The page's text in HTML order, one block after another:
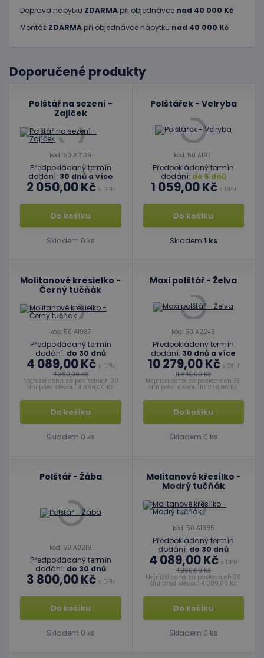
Doprava nábytku ZDARMA při objednávce nad 40 000 Kč
Montáž ZDARMA při objednávce nábytku nad 40 000 Kč
Doporučené produkty
Polštář na sezení -
Zajíček
kód: 50 A2109
Předpokládaný termín
dodání: 30 dnů a více
2 050,00 Kčs DPH
Do košíku
Skladem 0 ks
Polštářek - Velryba
kód: 50 A1971
Předpokládaný termín
dodání: do 5 dnů
1 059,00 Kčs DPH
Do košíku
Skladem 1 ks
Molitanové kresielko -
Černý tučňák
kód: 50 A1987
Předpokládaný termín
dodání: do 30 dnů
4 089,00 Kčs DPH
4 360,00 Kč
Nejnižší cena za posledních 30
dní před slevou: 4 089,00 Kč
Do košíku
Skladem 0 ks
Maxi polštář - Želva
kód: 50 A2245
Předpokládaný termín
dodání: 30 dnů a více
10 279,00 Kčs DPH
11 640,00 Kč
Nejnižší cena za posledních 30
dní před slevou: 10 279,00 Kč
Do košíku
Skladem 0 ks
Polštář - Žába
kód: 50 A0219
Předpokládaný termín
dodání: do 30 dnů
3 800,00 Kčs DPH
Do košíku
Skladem 0 ks
Molitanové křesílko -
Modrý tučňák
kód: 50 A1985
Předpokládaný termín
dodání: do 30 dnů
4 089,00 Kč s DPH
4 360,00 Kč
Nejnižší cena za posledních 30
dní před slevou: 4 089,00 Kč
Do košíku
Skladem 0 ks